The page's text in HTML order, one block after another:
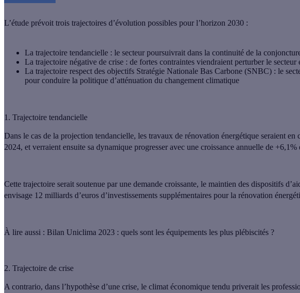
L’étude prévoit trois trajectoires d’évolution possibles pour l’horizon 2030 :
La trajectoire tendancielle : le secteur poursuivrait dans la continuité de la
La trajectoire négative de crise : de fortes contraintes viendraient perturber le secteur
La trajectoire respect des objectifs Stratégie Nationale Bas Carbone (SNBC) : le
pour conduire la politique d’atténuation du changement climatique
1. Trajectoire tendancielle
Dans le cas de la projection tendancielle, les travaux de rénovation énergétique seraient
2024, et verraient ensuite sa dynamique progresser avec une croissance annuelle de +6,1%
Cette trajectoire serait soutenue par une demande croissante, le maintien des dispositifs
envisage 12 milliards d’euros d’investissements supplémentaires pour la rénovation
À lire aussi : Bilan Uniclima 2023 : quels sont les équipements les plus plébiscités ?
2. Trajectoire de crise
A contrario, dans l’hypothèse d’une crise, le climat économique tendu priverait les